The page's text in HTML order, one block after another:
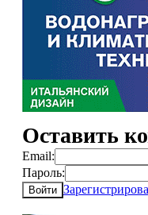
Оставить
Email:
Пароль:
Войти